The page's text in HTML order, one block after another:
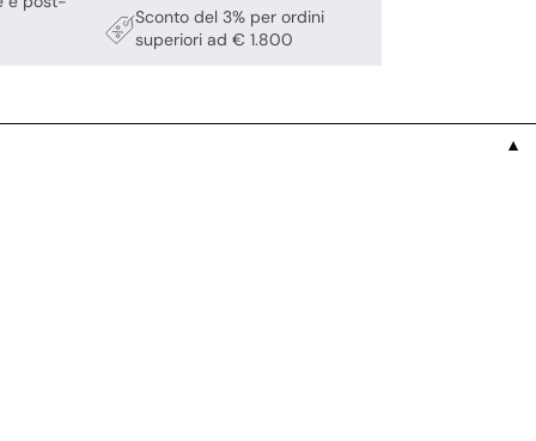
Sconto del 3% per ordini
superiori ad € 1.800
▼